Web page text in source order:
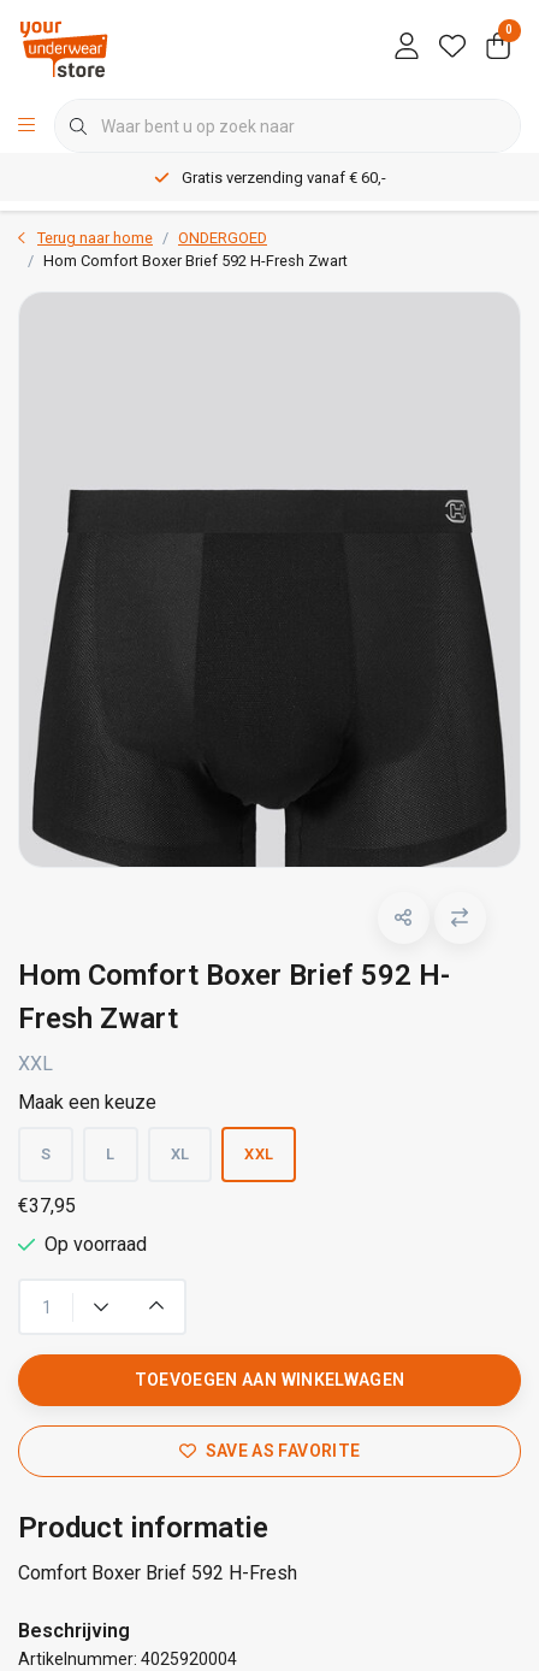
0
Gratis verzending vanaf € 60,-
Terug naar home
ONDERGOED
Hom Comfort Boxer Brief 592 H-Fresh Zwart
Hom Comfort Boxer Brief 592 H-
Fresh Zwart
XXL
Maak een keuze
S L XL XXL
€37,95
Op voorraad
TOEVOEGEN AAN WINKELWAGEN
SAVE AS FAVORITE
Product informatie
Comfort Boxer Brief 592 H-Fresh
Beschrijving
Artikelnummer: 4025920004